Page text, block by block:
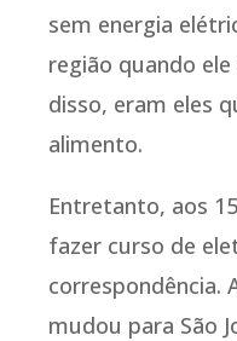
sem energia
região quando
disso, eram eles
alimento.
Entretanto, aos
fazer curso de
correspondência.
mudou para São